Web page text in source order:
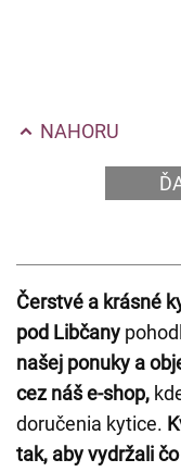
NAHORU
Čerstvé a krásné
pod Libčany
našej ponuky a
cez náš e-shop,
doručenia kytice.
tak, aby vydržali